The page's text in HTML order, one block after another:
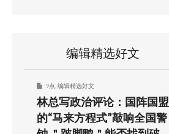
编辑精选好文
9点 编辑精选好文
林总写政治评论：国阵国盟
的“马来方程式”敲响全国警